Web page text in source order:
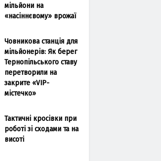
мільйони на
«насіннєвому» врожаї
Човникова станція для
мільйонерів: Як берег
Тернопільського ставу
перетворили на
закрите «VIP-
містечко»
Тактичні кросівки при
роботі зі сходами та на
висоті